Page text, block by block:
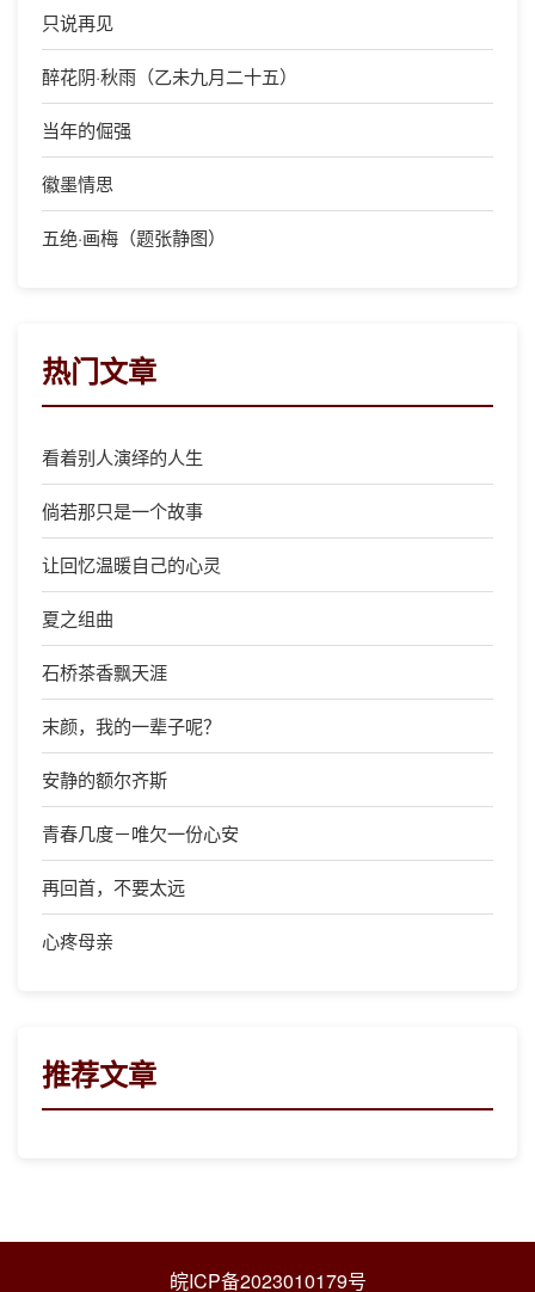
只说再见
醉花阴·秋雨（乙未九月二十五）
当年的倔强
徽墨情思
五绝·画梅（题张静图）
热门文章
看着别人演绎的人生
倘若那只是一个故事
让回忆温暖自己的心灵
夏之组曲
石桥茶香飘天涯
末颜，我的一辈子呢？
安静的额尔齐斯
青春几度－唯欠一份心安
再回首，不要太远
心疼母亲
推荐文章
皖ICP备2023010179号